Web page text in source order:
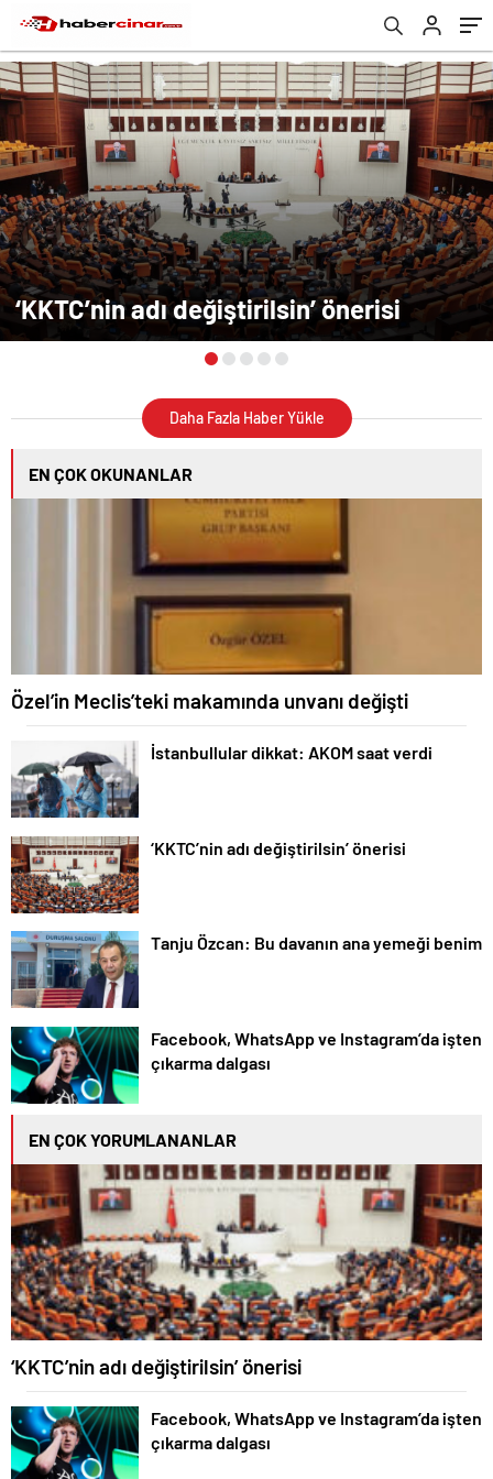
‘KKTC’nin adı değiştirilsin’ önerisi
Daha Fazla Haber Yükle
EN ÇOK OKUNANLAR
Özel’in Meclis’teki makamında unvanı değişti
İstanbullular dikkat: AKOM saat verdi
‘KKTC’nin adı değiştirilsin’ önerisi
Tanju Özcan: Bu davanın ana yemeği benim
Facebook, WhatsApp ve Instagram’da işten
çıkarma dalgası
EN ÇOK YORUMLANANLAR
‘KKTC’nin adı değiştirilsin’ önerisi
Facebook, WhatsApp ve Instagram’da işten
çıkarma dalgası